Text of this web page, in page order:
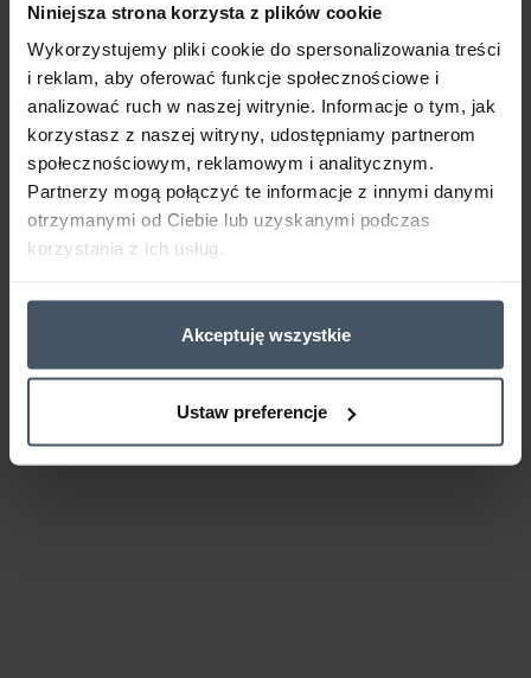
Niniejsza strona korzysta z plików cookie
Wykorzystujemy pliki cookie do spersonalizowania treści
i reklam, aby oferować funkcje społecznościowe i
analizować ruch w naszej witrynie. Informacje o tym, jak
korzystasz z naszej witryny, udostępniamy partnerom
społecznościowym, reklamowym i analitycznym.
Partnerzy mogą połączyć te informacje z innymi danymi
otrzymanymi od Ciebie lub uzyskanymi podczas
korzystania z ich usług.
Akceptuję wszystkie
Ustaw preferencje